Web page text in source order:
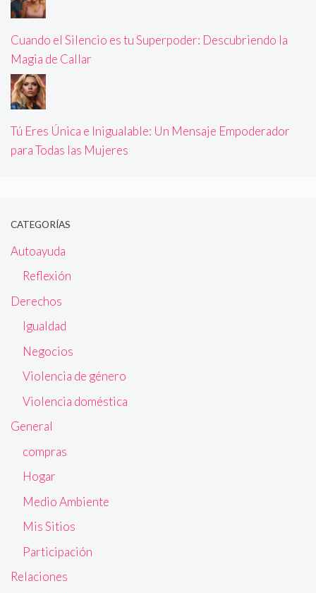
Cuando el Silencio es tu Superpoder: Descubriendo la
Magia de Callar
Tú Eres Única e Inigualable: Un Mensaje Empoderador
para Todas las Mujeres
CATEGORÍAS
Autoayuda
Reflexión
Derechos
Igualdad
Negocios
Violencia de género
Violencia doméstica
General
compras
Hogar
Medio Ambiente
Mis Sitios
Participación
Relaciones